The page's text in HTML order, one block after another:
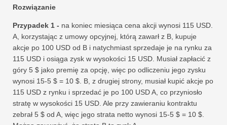
Rozwiązanie
Przypadek 1 - na koniec miesiąca cena akcji wynosi 115 USD.
A, korzystając z umowy opcyjnej, którą zawarł z B, kupuje
akcje po 100 USD od B i natychmiast sprzedaje je na rynku za
115 USD i osiąga zysk w wysokości 15 USD. Musiał zapłacić z
góry 5 $ jako premię za opcję, więc po odliczeniu jego zysku
wynosi 15-5 $ = 10 $. B, z drugiej strony, musiał kupić akcje po
115 USD z rynku i sprzedać je po 100 USD A, co przyniosło
stratę w wysokości 15 USD. Ale przy zawieraniu kontraktu
zebrał 5 $ od A, więc jego strata netto wynosi 15-5 $ = 10 $.